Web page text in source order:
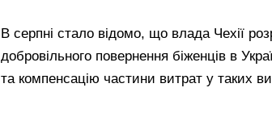
В серпні стало відомо, що влада Чехії
добровільного повернення біженців в
та компенсацію частини витрат у таких